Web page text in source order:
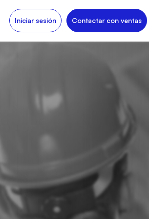
Iniciar sesión Contactar con ventas